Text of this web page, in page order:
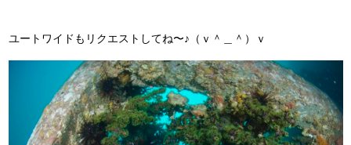
ユートワイドもリクエストしてね〜♪（ｖ＾＿＾）ｖ